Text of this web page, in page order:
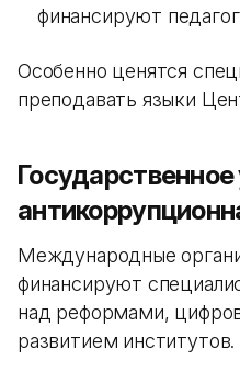
финансируют
Особенно ценятся
преподавать языки
Международные
финансируют
над реформами,
развитием институтов.